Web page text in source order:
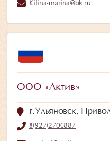
Kilina-marina@bk.ru
ООО «Актив»
г.Ульяновск,
8(927)2700887